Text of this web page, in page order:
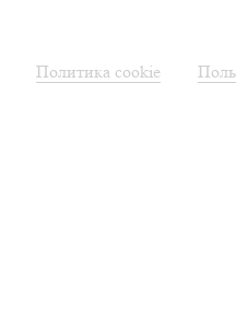
Политика cookie